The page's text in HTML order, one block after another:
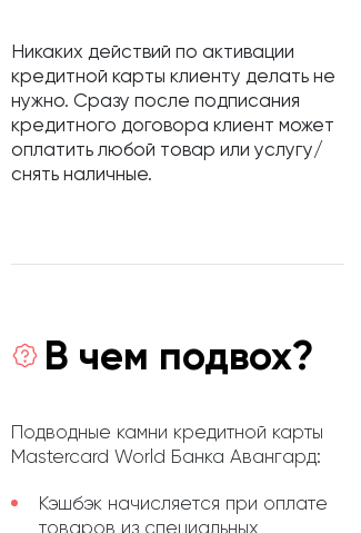
Никаких действий по активации
кредитной карты клиенту делать не
нужно. Сразу после подписания
кредитного договора клиент может
оплатить любой товар или услугу/
снять наличные.
В чем подвох?
Подводные камни кредитной карты
Mastercard World Банка Авангард:
Кэшбэк начисляется при оплате
товаров из специальных